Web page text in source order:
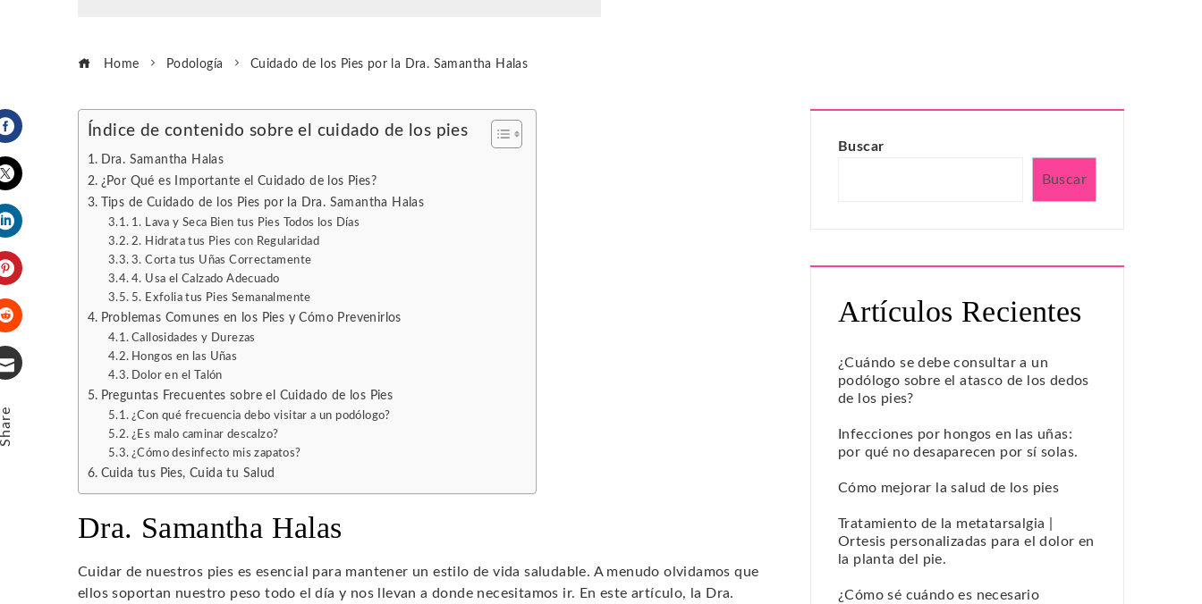
Home Podología Cuidado de los Pies por la Dra. Samantha Halas
Facebook
Twitter
LinkedIn
Pinterest
Stumbleupon
Índice de contenido sobre el cuidado de los pies
Dra. Samantha Halas
¿Por Qué es Importante el Cuidado de los Pies?
Tips de Cuidado de los Pies por la Dra. Samantha Halas
1. Lava y Seca Bien tus Pies Todos los Días
2. Hidrata tus Pies con Regularidad
3. Corta tus Uñas Correctamente
4. Usa el Calzado Adecuado
5. Exfolia tus Pies Semanalmente
Problemas Comunes en los Pies y Cómo Prevenirlos
Callosidades y Durezas
Hongos en las Uñas
Dolor en el Talón
Preguntas Frecuentes sobre el Cuidado de los Pies
¿Con qué frecuencia debo visitar a un podólogo?
¿Es malo caminar descalzo?
¿Cómo desinfecto mis zapatos?
Cuida tus Pies, Cuida tu Salud
Dra. Samantha Halas
Cuidar de nuestros pies es esencial para mantener un estilo de vida saludable. A menudo olvidamos que
ellos soportan nuestro peso todo el día y nos llevan a donde necesitamos ir. En este artículo, la Dra.
Buscar
Buscar
Artículos Recientes
¿Cuándo se debe consultar a un
podólogo sobre el atasco de los dedos
de los pies?
Infecciones por hongos en las uñas:
por qué no desaparecen por sí solas.
Cómo mejorar la salud de los pies
Tratamiento de la metatarsalgia |
Ortesis personalizadas para el dolor en
la planta del pie.
¿Cómo sé cuándo es necesario